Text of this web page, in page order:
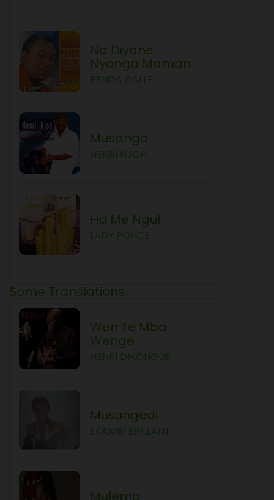
Na Diyane
Nyonga Maman
Musango
Ha Me Ngul
Some Translations
Wen Te Mba
Wenge
Musungedi
Mulema